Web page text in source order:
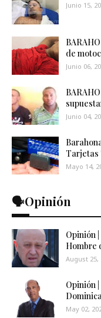
Junio 15,
de
Junio 06,
Junio 04,
Tarjetas
Mayo 14,
🗣️Opinión
Opinión
Hombre
August 25,
Opinión
May 02,